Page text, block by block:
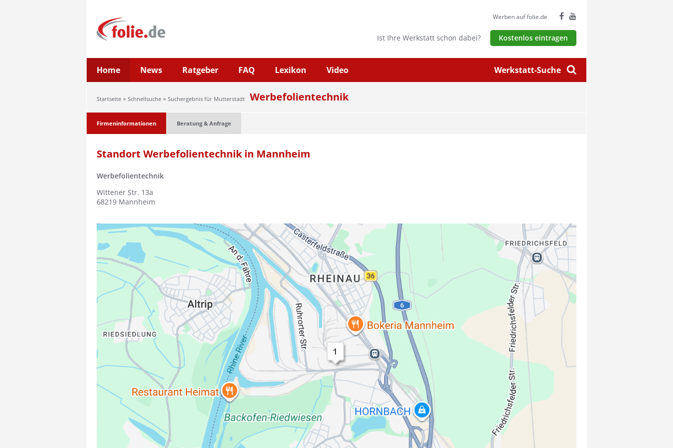
Werkstatt-Suche
Werben auf folie.de
Ist Ihre Werkstatt schon dabei? Kostenlos eintragen
Home News Ratgeber FAQ Lexikon Video
Startseite Schnellsuche Suchergebnis für Mutterstadt Werbefolientechnik
Firmeninformationen Beratung & Anfrage
Standort Werbefolientechnik in Mannheim
Werbefolientechnik
Wittener Str. 13a
68219 Mannheim